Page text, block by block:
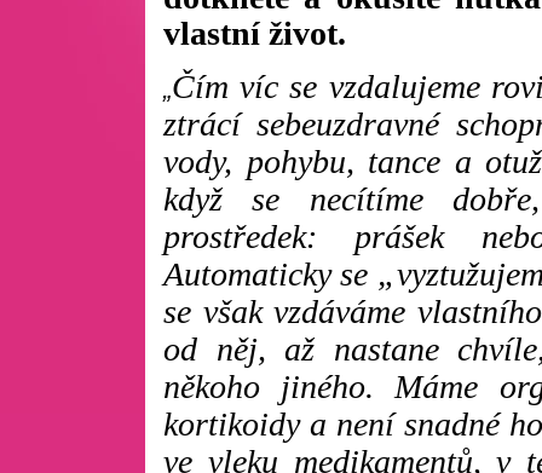
vlastní život.
„Čím víc se vzdalujeme
ztrácí sebeuzdravné
vody, pohybu, tance a
když se necítíme
prostředek: prášek
Automaticky se
se však vzdáváme
od něj, až nastane
někoho jiného. Máme
kortikoidy a není snadné
ve vleku medikamentů, v